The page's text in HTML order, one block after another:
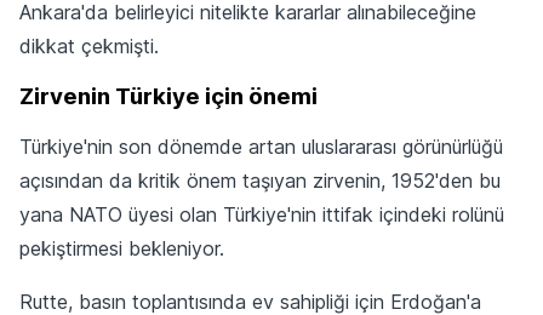
Ankara'da belirleyici nitelikte kararlar alınabileceğine
dikkat çekmişti.
Zirvenin Türkiye için önemi
Türkiye'nin son dönemde artan uluslararası görünürlüğü
açısından da kritik önem taşıyan zirvenin, 1952'den bu
yana NATO üyesi olan Türkiye'nin ittifak içindeki rolünü
pekiştirmesi bekleniyor.
Rutte, basın toplantısında ev sahipliği için Erdoğan'a